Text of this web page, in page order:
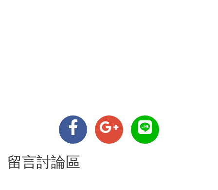
留言討論區